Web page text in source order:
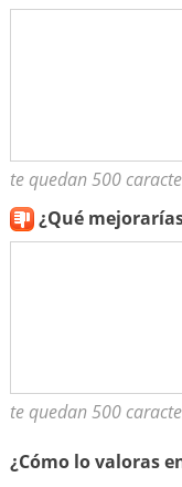
te quedan 500
¿Qué
te quedan 500
¿Cómo lo valoras